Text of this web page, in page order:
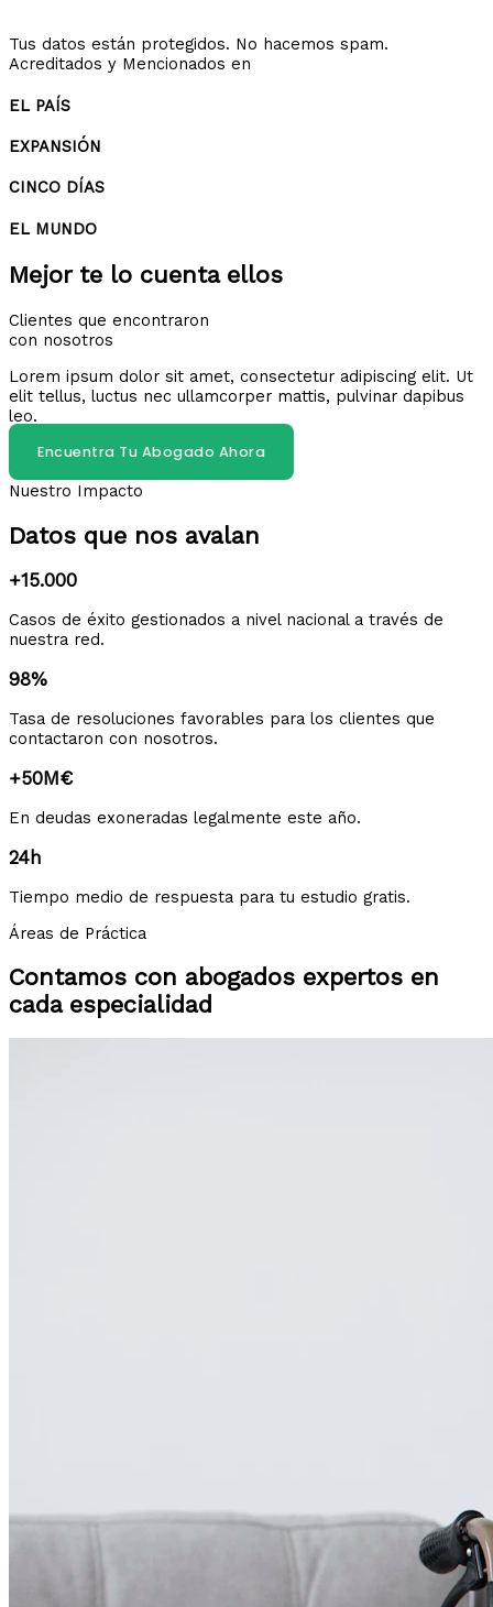
Tus datos están protegidos. No hacemos spam.
Acreditados y Mencionados en
EL PAÍS
EXPANSIÓN
CINCO DÍAS
EL MUNDO
Mejor te lo cuenta ellos
Clientes que encontraron
con nosotros
Lorem ipsum dolor sit amet, consectetur adipiscing elit. Ut
elit tellus, luctus nec ullamcorper mattis, pulvinar dapibus
leo.
Encuentra Tu Abogado Ahora
Nuestro Impacto
Datos que nos avalan
+15.000
Casos de éxito gestionados a nivel nacional a través de
nuestra red.
98%
Tasa de resoluciones favorables para los clientes que
contactaron con nosotros.
+50M€
En deudas exoneradas legalmente este año.
24h
Tiempo medio de respuesta para tu estudio gratis.
Áreas de Práctica
Contamos con abogados expertos en
cada especialidad